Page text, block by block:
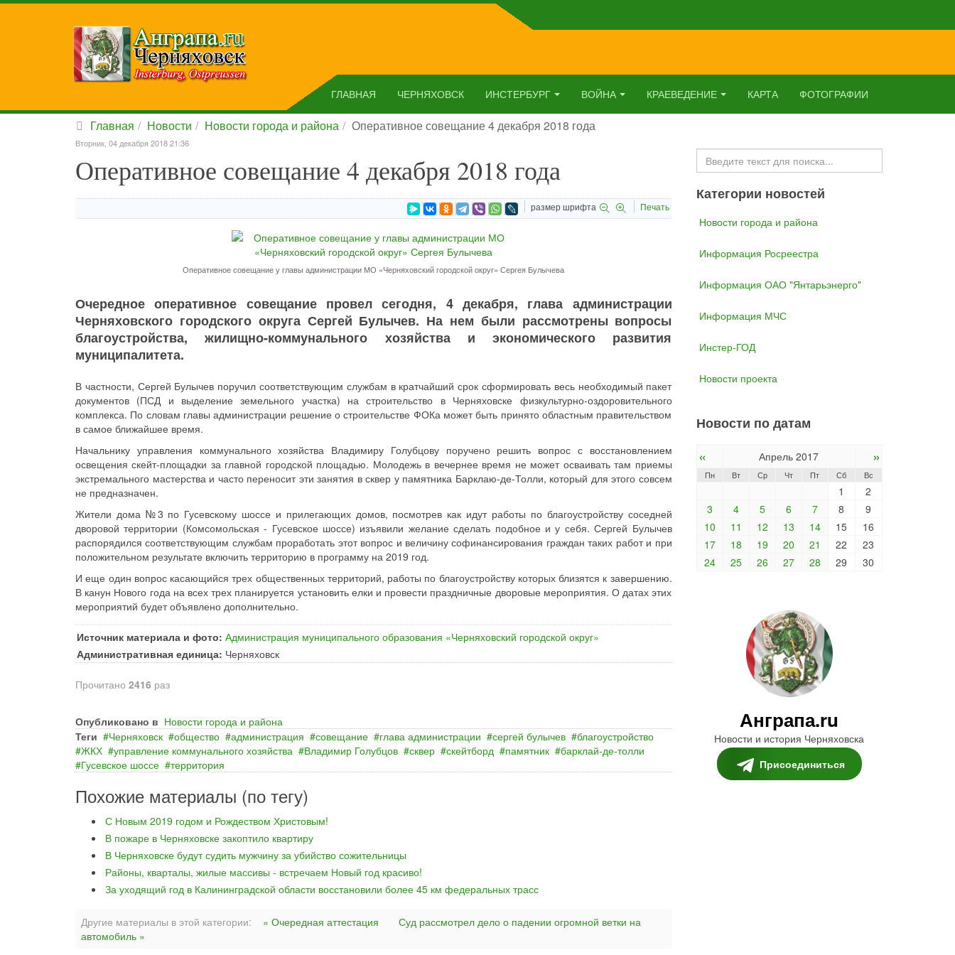
ГЛАВНАЯ ЧЕРНЯХОВСК ИНСТЕРБУРГ ВОЙНА КРАЕВЕДЕНИЕ КАРТА ФОТОГРАФИИ
Главная Новости Новости города и района Оперативное совещание 4 декабря 2018 года
Вторник, 04 декабря 2018 21:36
Оперативное совещание 4 декабря 2018 года
размер шрифта Печать
Оперативное совещание у главы администрации МО «Черняховский городской округ» Сергея Булычева
Очередное оперативное совещание провел сегодня, 4 декабря, глава администрации
Черняховского городского округа Сергей Булычев. На нем были рассмотрены вопросы
благоустройства, жилищно-коммунального хозяйства и экономического развития
муниципалитета.
В частности, Сергей Булычев поручил соответствующим службам в кратчайший срок сформировать весь необходимый пакет
документов (ПСД и выделение земельного участка) на строительство в Черняховске физкультурно-оздоровительного
комплекса. По словам главы администрации решение о строительстве ФОКа может быть принято областным правительством
в самое ближайшее время.
Начальнику управления коммунального хозяйства Владимиру Голубцову поручено решить вопрос с восстановлением
освещения скейт-площадки за главной городской площадью. Молодежь в вечернее время не может осваивать там приемы
экстремального мастерства и часто переносит эти занятия в сквер у памятника Барклаю-де-Толли, который для этого совсем
не предназначен.
Жители дома №3 по Гусевскому шоссе и прилегающих домов, посмотрев как идут работы по благоустройству соседней
дворовой территории (Комсомольская - Гусевское шоссе) изъявили желание сделать подобное и у себя. Сергей Булычев
распорядился соответствующим службам проработать этот вопрос и величину софинансирования граждан таких работ и при
положительном результате включить территорию в программу на 2019 год.
И еще один вопрос касающийся трех общественных территорий, работы по благоустройству которых близятся к завершению.
В канун Нового года на всех трех планируется установить елки и провести праздничные дворовые мероприятия. О датах этих
мероприятий будет объявлено дополнительно.
Источник материала и фото: Администрация муниципального образования «Черняховский городской округ»
Административная единица: Черняховск
Прочитано 2416 раз
Опубликовано в Новости города и района
Теги
Черняховск общество администрация совещание глава администрации сергей булычев
благоустройство
ЖКХ
управление коммунального хозяйства Владимир Голубцов сквер скейтборд памятник
барклай‐де‐толли
Гусевское шоссе
территория
Похожие материалы (по тегу)
С Новым 2019 годом и Рождеством Христовым!
В пожаре в Черняховске закоптило квартиру
В Черняховске будут судить мужчину за убийство сожительницы
Районы, кварталы, жилые массивы - встречаем Новый год красиво!
За уходящий год в Калининградской области восстановили более 45 км федеральных трасс
Другие материалы в этой категории: « Очередная аттестация
Суд рассмотрел дело о падении огромной ветки на
автомобиль »
Искать...
Категории новостей
Новости города и района
Информация Росреестра
Информация ОАО "Янтарьэнерго"
Информация МЧС
Инстер-ГОД
Новости проекта
Новости по датам
« Апрель 2017 »
Пн Вт Ср Чт Пт Сб Вс
1
2
3
4 5 6 7 8
9
10
11 12 13 14 15
16
17
18 19 20 21 22
23
24
25 26 27 28 29 30
Анграпа.ru
Новости и история Черняховска
Присоединиться